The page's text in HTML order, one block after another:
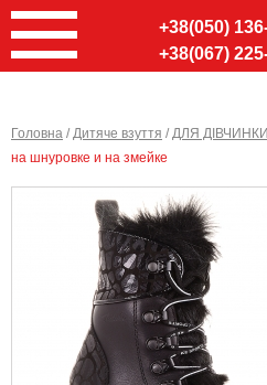
+38(050)
+38(067)
Головна /Дитяче взуття /ДЛЯ ДІВЧИНКИ
на шнуровке и на змейке